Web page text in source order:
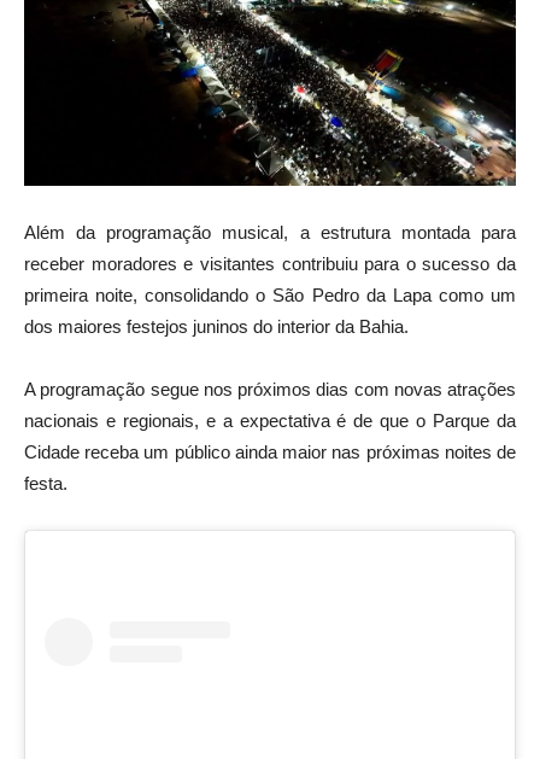
Além da programação musical, a estrutura montada para
receber moradores e visitantes contribuiu para o sucesso da
primeira noite, consolidando o São Pedro da Lapa como um
dos maiores festejos juninos do interior da Bahia.
A programação segue nos próximos dias com novas atrações
nacionais e regionais, e a expectativa é de que o Parque da
Cidade receba um público ainda maior nas próximas noites de
festa.